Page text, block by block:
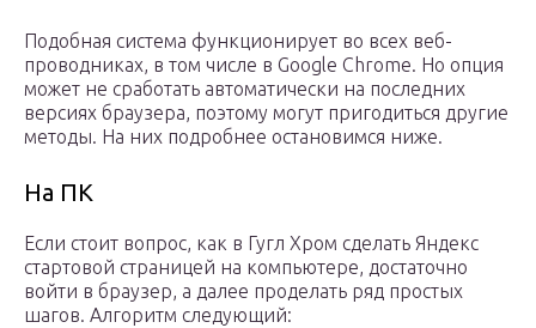
Подобная система функционирует во всех веб-
проводниках, в том числе в Google Chrome. Но опция
может не сработать автоматически на последних
версиях браузера, поэтому могут пригодиться другие
методы. На них подробнее остановимся ниже.
На ПК
Если стоит вопрос, как в Гугл Хром сделать Яндекс
стартовой страницей на компьютере, достаточно
войти в браузер, а далее проделать ряд простых
шагов. Алгоритм следующий: